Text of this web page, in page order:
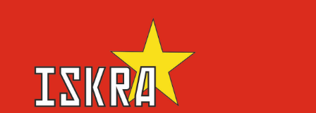
conteúdo